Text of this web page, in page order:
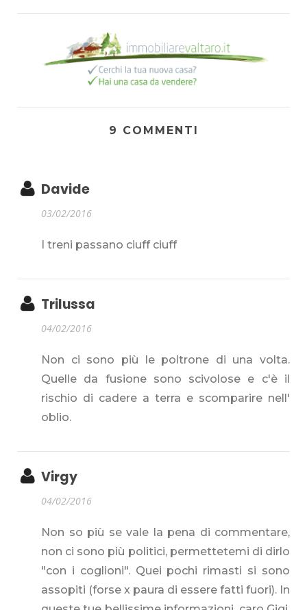
9 COMMENTI
Davide
03/02/2016
I treni passano ciuff ciuff
Trilussa
04/02/2016
Non ci sono più le poltrone di una volta.
Quelle da fusione sono scivolose e c'è il
rischio di cadere a terra e scomparire nell'
oblio.
Virgy
04/02/2016
Non so più se vale la pena di commentare,
non ci sono più politici, permettetemi di dirlo
"con i coglioni". Quei pochi rimasti si sono
assopiti (forse x paura di essere fatti fuori). In